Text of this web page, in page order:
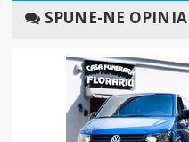
SPUNE-NE